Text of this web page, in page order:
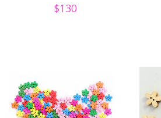
$130